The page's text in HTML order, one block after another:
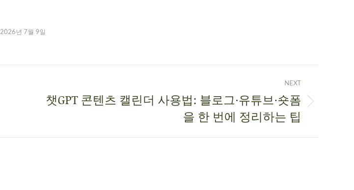
2026년 7월 9일
NEXT
챗GPT 콘텐츠 캘린더 사용법: 블로그·유튜브·숏폼
을 한 번에 정리하는 팁